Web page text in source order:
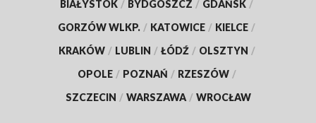
BIAŁYSTOK / BYDGOSZCZ / GDAŃSK /
GORZÓW WLKP. / KATOWICE / KIELCE /
KRAKÓW / LUBLIN / ŁÓDŹ / OLSZTYN /
OPOLE / POZNAŃ / RZESZÓW /
SZCZECIN / WARSZAWA / WROCŁAW